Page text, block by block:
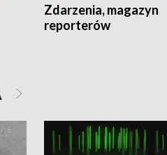
Zdarzenia, magazyn
reporterów